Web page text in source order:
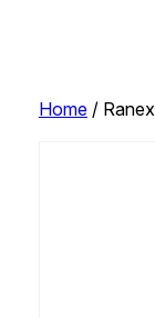
Home/ Ranex